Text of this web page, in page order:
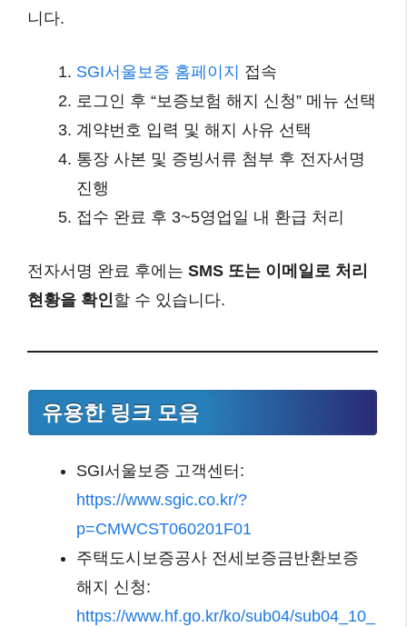
니다.
SGI서울보증 홈페이지 접속
로그인 후 “보증보험 해지 신청” 메뉴 선택
계약번호 입력 및 해지 사유 선택
통장 사본 및 증빙서류 첨부 후 전자서명
진행
접수 완료 후 3~5영업일 내 환급 처리
전자서명 완료 후에는 SMS 또는 이메일로 처리
현황을 확인할 수 있습니다.
유용한 링크 모음
SGI서울보증 고객센터:
https://www.sgic.co.kr/?
p=CMWCST060201F01
주택도시보증공사 전세보증금반환보증
해지 신청:
https://www.hf.go.kr/ko/sub04/sub04_10_